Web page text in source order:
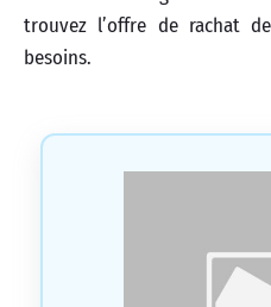
trouvez l’offre de rachat
besoins.